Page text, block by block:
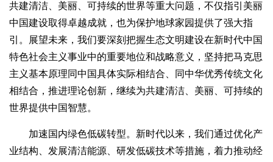
共建清洁、美丽、可持续的世界等重大问题，不仅指引美丽
中国建设取得卓越成就，也为保护地球家园提供了强大指
引。展望未来，我们要深刻把握生态文明建设在新时代中国
特色社会主义事业中的重要地位和战略意义，坚持把马克思
主义基本原理同中国具体实际相结合、同中华优秀传统文化
相结合，推进理论创新，继续为共建清洁、美丽、可持续的
世界提供中国智慧。
加速国内绿色低碳转型。新时代以来，我们通过优化产
业结构、发展清洁能源、研发低碳技术等措施，着力推动经